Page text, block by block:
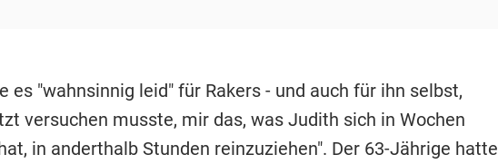
es "wahnsinnig leid" für Rakers - und auch für ihn selbst,
versuchen musste, mir das, was Judith sich in Wochen
in anderthalb Stunden reinzuziehen". Der 63-Jährige hatte